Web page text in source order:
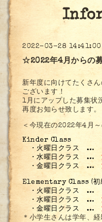
2022-03-28 14:41:00
☆2022年4月からの
新年度に向けてたくさ
ございます！
1月にアップした募集状
再度お知らせ致します。
＜今現在の2022年4月
Kinder Class
・火曜日クラス …
・水曜日クラス …
・金曜日クラス …
Elementary Class (初
・火曜日クラス …
・水曜日クラス …
・金曜日クラス …
＊小学生さんは学年、